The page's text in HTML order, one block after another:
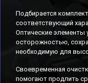
Подбирается
соответствующий
Оптические элементы
осторожностью,
необходимую для
Своевременная
помогают продлить